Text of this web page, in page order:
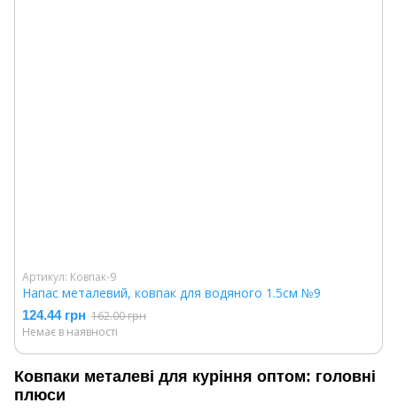
Ковпаки металеві для куріння оптом: головні
плюси
Артикул: Ковпак-9
Напас металевий, ковпак для водяного 1.5см №9
124.44 грн 162.00 грн
Немає в наявності